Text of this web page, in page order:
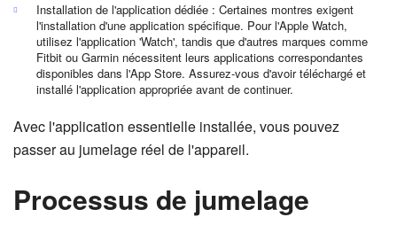
Installation de l'application dédiée : Certaines montres exigent
l'installation d'une application spécifique. Pour l'Apple Watch,
utilisez l'application 'Watch', tandis que d'autres marques comme
Fitbit ou Garmin nécessitent leurs applications correspondantes
disponibles dans l'App Store. Assurez-vous d'avoir téléchargé et
installé l'application appropriée avant de continuer.
Avec l'application essentielle installée, vous pouvez
passer au jumelage réel de l'appareil.
Processus de jumelage